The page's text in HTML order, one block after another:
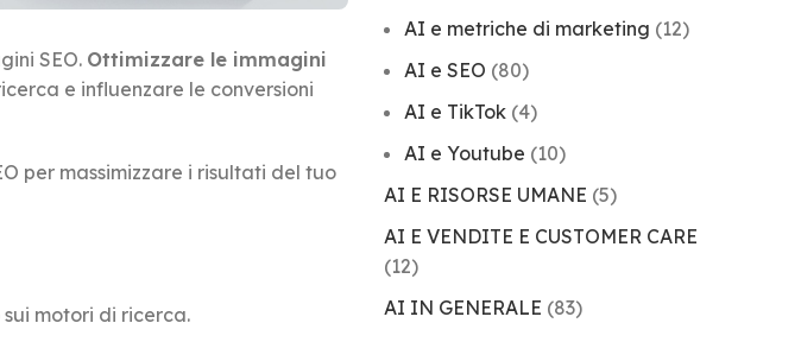
SEO. Ottimizzare le immagini
e influenzare le conversioni
per massimizzare i risultati del tuo
motori di ricerca.
AI e metriche di marketing (12)
AI e SEO (80)
AI e TikTok(4)
AI e Youtube (10)
AI E RISORSE UMANE (5)
AI E VENDITE E CUSTOMER CARE
(12)
AI IN GENERALE (83)